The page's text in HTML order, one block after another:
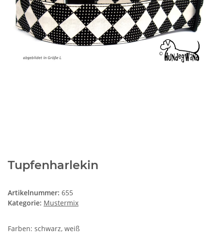
Tupfenharlekin
Artikelnummer: 655
Kategorie: Mustermix
Farben: schwarz, weiß